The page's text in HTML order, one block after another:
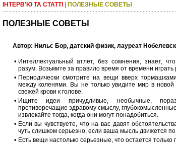
ІНТЕРВ'Ю ТА СТАТТІ ПОЛЕЗНЫЕ СОВЕТЫ
ПОЛЕЗНЫЕ СОВЕТЫ
Автор: Нильс Бор, датский физик, лауреат
• Интеллектуальный атлет, без сомнения, знает,
разум. Возьмите за правило время от времени играть
• Периодически смотрите на вещи вверх
между коленями. Вы не только увидите мир в новой
свежей крови к голове.
• Ищите идеи причудливые, необычные,
противоречащие здравому смыслу,
извлекайте тогда, когда они могут понадобиться.
• Если вы чувствуете, что на вас давят
чуть слишком серьезно, если ваша мысль движется
• Есть вещи настолько серьезные, что остается